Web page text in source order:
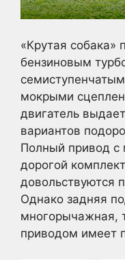
«Крутая собака»
бензиновым
мокрыми
двигатель
вариантов
Полный привод с
дорогой
довольствуются
Однако задняя
многорычажная,
приводом имеет